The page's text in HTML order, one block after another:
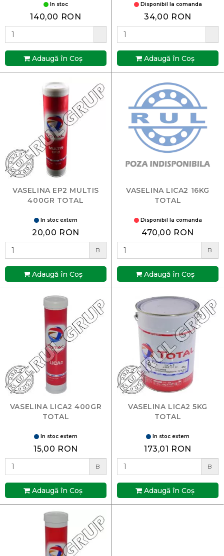
In stoc
140,00 RON
Adaugă în Coş
Disponibil la comanda
34,00 RON
Adaugă în Coş
VASELINA EP2 MULTIS
400GR TOTAL
In stoc extern
20,00 RON
B
Adaugă în Coş
VASELINA LICA2 16KG
TOTAL
Disponibil la comanda
470,00 RON
B
Adaugă în Coş
VASELINA LICA2 400GR
TOTAL
In stoc extern
15,00 RON
B
Adaugă în Coş
VASELINA LICA2 5KG
TOTAL
In stoc extern
173,01 RON
B
Adaugă în Coş